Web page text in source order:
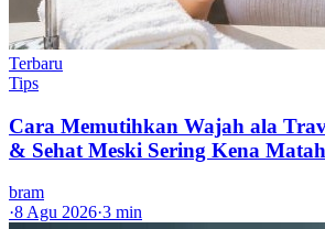
Terbaru
Tips
Cara Memutihkan Wajah ala
& Sehat Meski Sering Kena
bram
·8 Agu 2026·3 min